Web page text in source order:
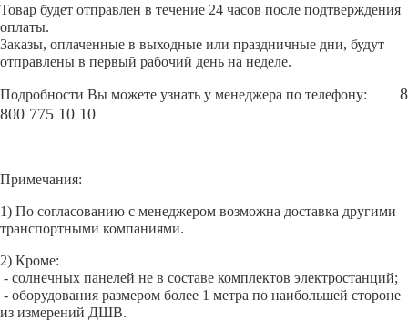
Товар будет отправлен в течение 24 часов после подтверждения
оплаты.
Заказы, оплаченные в выходные или праздничные дни, будут
отправлены в первый рабочий день на неделе.
Подробности Вы можете узнать у менеджера по телефону:
8
800 775 10 10
Примечания:
1) По согласованию с менеджером возможна доставка другими
транспортными компаниями.
2) Кроме:
- солнечных панелей не в составе комплектов электростанций;
- оборудования размером более 1 метра по наибольшей стороне
из измерений ДШВ.